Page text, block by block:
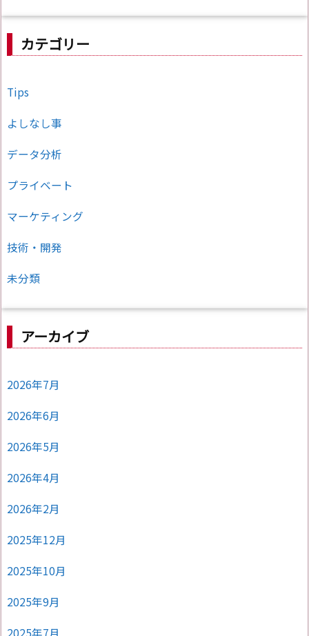
カテゴリー
Tips
よしなし事
データ分析
プライベート
マーケティング
技術・開発
未分類
アーカイブ
2026年7月
2026年6月
2026年5月
2026年4月
2026年2月
2025年12月
2025年10月
2025年9月